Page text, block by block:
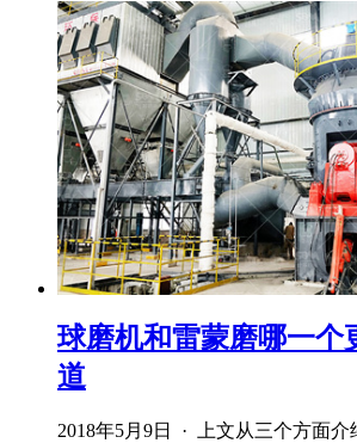
球磨机和雷蒙磨哪一个
道
2018年5月9日 · 上文从三个方面